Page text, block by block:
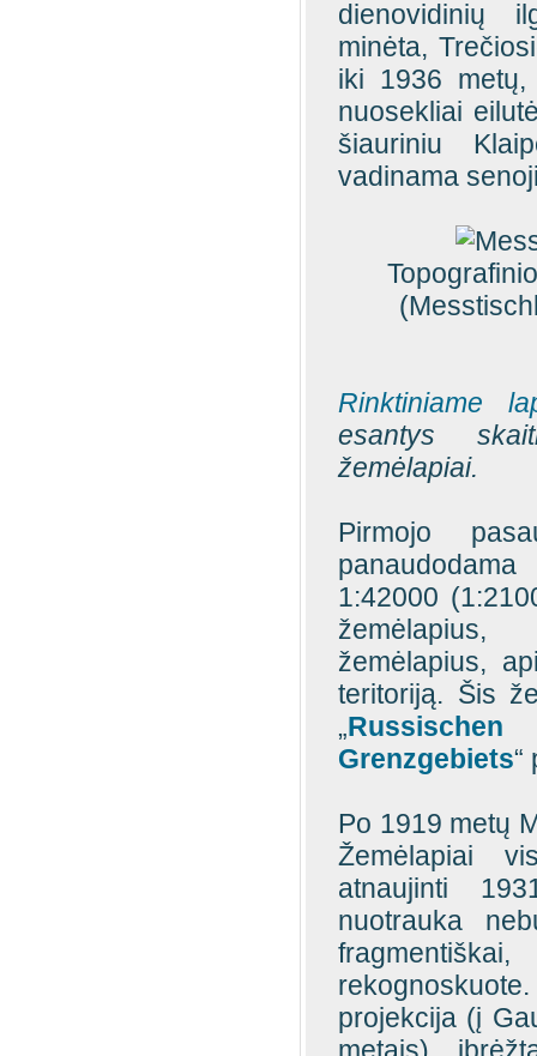
dienovidinių
minėta,
iki 1936 metų,
nuosekliai
šiauriniu
vadinama
Rinktiniame
esantys
žemėlapiai.
Pirmojo
1:42000
žemėlapius,
teritoriją. Šis
„
Grenzgebiets“
Po 1919 metų
Žemėlapiai
atnaujinti
nuotrauka
projekcija (į